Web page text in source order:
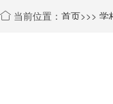
当前位置： 首页>>> 学